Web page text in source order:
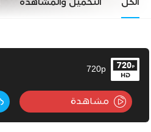
الكل التحميل والمشاهدة
720p
مشاهدة